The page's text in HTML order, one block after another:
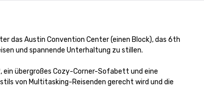
das Austin Convention Center (einen Block), das 6th
und spannende Unterhaltung zu stillen.
ein übergroßes Cozy-Corner-Sofabett und eine
von Multitasking-Reisenden gerecht wird und die